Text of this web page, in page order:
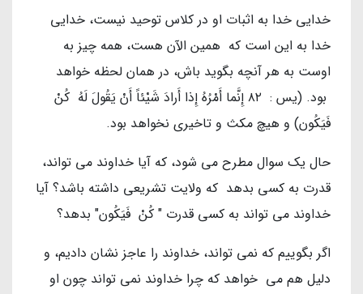
خدایی خدا به اثبات او در کلاس توحید نیست، خدایی
خدا به این است که همین الآن هست، همه چیز به
اوست به هر آنچه بگوید باش، در همان لحظه خواهد
بود. (يس : ۸۲ إِنَّما أَمْرُهُ إِذا أَرادَ شَيْئاً أَنْ يَقُولَ لَهُ كُنْ
فَيَكُون‏) و هیچ مکث و تاخیری نخواهد بود.
حال یک سوال مطرح می شود، که آیا خداوند می تواند،
قدرت به کسی بدهد که ولایت تشریعی داشته باشد؟ آیا
خداوند می تواند به کسی قدرت " كُنْ فَيَكُون‏" بدهد؟
اگر بگوییم که نمی تواند، خداوند را عاجز نشان دادیم، و
دلیل هم می خواهد که چرا خداوند نمی تواند چون او